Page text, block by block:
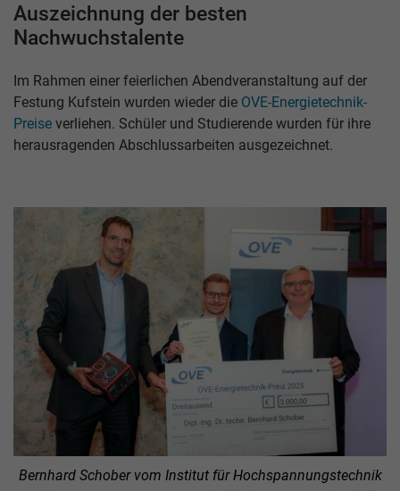
Auszeichnung der besten
Nachwuchstalente
Im Rahmen einer feierlichen Abendveranstaltung auf der
Festung Kufstein wurden wieder die OVE-Energietechnik-
Preise verliehen. Schüler und Studierende wurden für ihre
herausragenden Abschlussarbeiten ausgezeichnet.
Bernhard Schober vom Institut für Hochspannungstechnik